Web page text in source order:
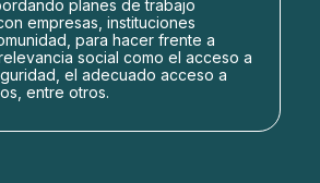
planes de trabajo
empresas, instituciones
para hacer frente a
social como el acceso a
el adecuado acceso a
entre otros.